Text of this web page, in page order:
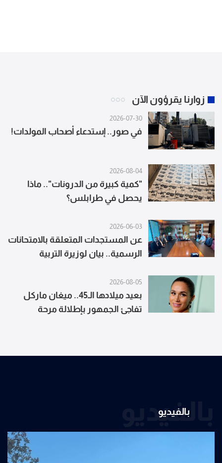
زوارنا يقرؤون الآن
2026-07-30
في صور.. إستدعاء أصحاب المولدات!
2026-08-04
"كمية كبيرة من الدرونات".. ماذا
يحصل في طرابلس؟
2026-06-03
عن المستجدات المتعلقة بالامتحانات
الرسمية.. بيان لوزيرة التربية
2026-08-05
بعيد ميلادها الـ45.. ميغان ماركل
تفاجئ الجمهور بإطلالة مرحة
بالفيديو
بالفيديو